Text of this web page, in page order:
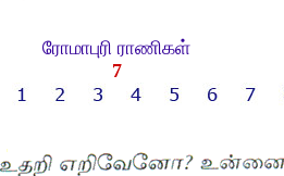
ரோமாபுரி ராணிகள்
7